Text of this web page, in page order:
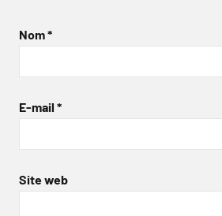
Nom*
E-mail *
Site web